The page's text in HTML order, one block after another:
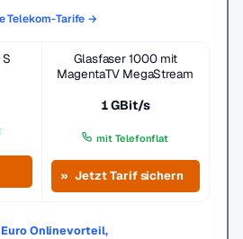
Telekom-Tarife →
Glasfaser 1000 mit
MagentaTV MegaStream
1 GBit/s
mit Telefonflat
Jetzt Tarif sichern
Onlinevorteil,